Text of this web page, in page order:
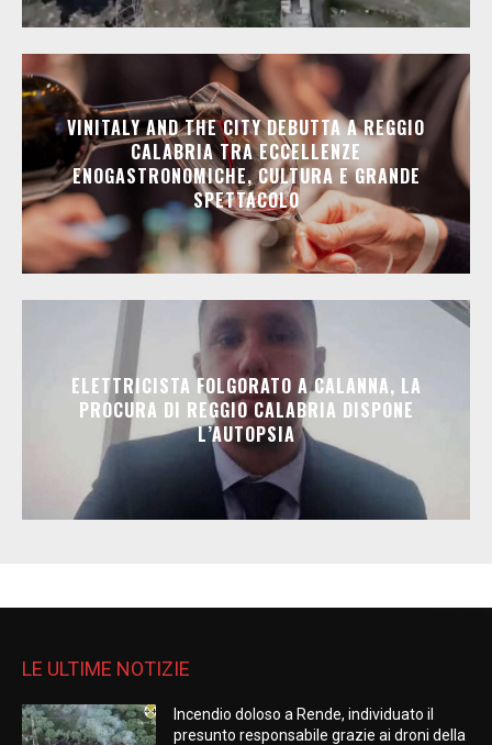
VINITALY AND THE CITY DEBUTTA A REGGIO
CALABRIA TRA ECCELLENZE
ENOGASTRONOMICHE, CULTURA E GRANDE
SPETTACOLO
ELETTRICISTA FOLGORATO A CALANNA, LA
PROCURA DI REGGIO CALABRIA DISPONE
L’AUTOPSIA
LE ULTIME NOTIZIE
Incendio doloso a Rende, individuato il
presunto responsabile grazie ai droni della